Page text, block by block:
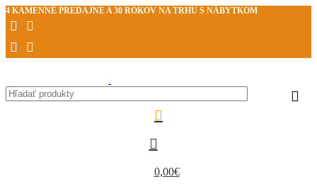
4 KAMENNÉ PREDAJNE A 30 ROKOV NA TRHU S NÁBYTKOM
0,00€